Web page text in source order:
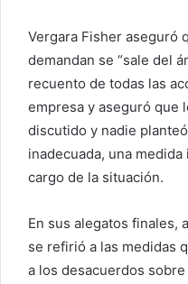
Vergara Fisher aseguró
demandan se “sale del
recuento de todas las
empresa y aseguró que
discutido y nadie
inadecuada, una
cargo de la situación.
En sus alegatos finales,
se refirió a las medidas
a los desacuerdos